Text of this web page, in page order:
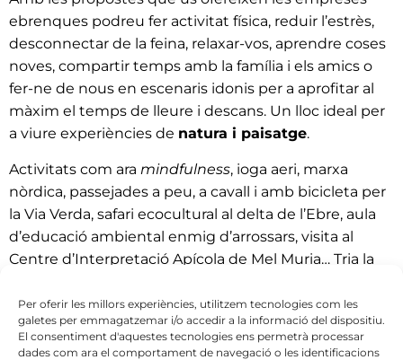
Per oferir les millors experiències, utilitzem tecnologies com les
galetes per emmagatzemar i/o accedir a la informació del dispositiu.
El consentiment d'aquestes tecnologies ens permetrà processar
dades com ara el comportament de navegació o les identificacions
ebrenques podreu fer activitat física, reduir l’estrès,
desconnectar de la feina, relaxar-vos, aprendre coses
noves, compartir temps amb la família i els amics o
fer-ne de nous en escenaris idonis per a aprofitar al
màxim el temps de lleure i descans. Un lloc ideal per
a viure experiències de natura i paisatge.
Activitats com ara mindfulness, ioga aeri, marxa
nòrdica, passejades a peu, a cavall i amb bicicleta per
la Via Verda, safari ecocultural al delta de l’Ebre, aula
d’educació ambiental enmig d’arrossars, visita al
Centre d’Interpretació Apícola de Mel Muria… Tria la